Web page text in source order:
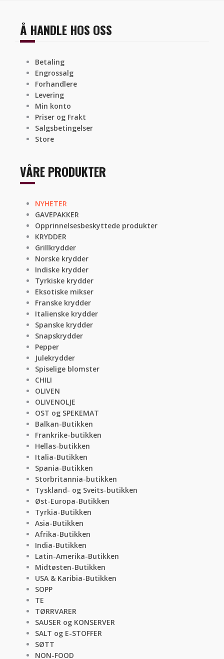
Å HANDLE HOS OSS
Betaling
Engrossalg
Forhandlere
Levering
Min konto
Priser og Frakt
Salgsbetingelser
Store
VÅRE PRODUKTER
NYHETER
GAVEPAKKER
Opprinnelsesbeskyttede produkter
KRYDDER
Grillkrydder
Norske krydder
Indiske krydder
Tyrkiske krydder
Eksotiske mikser
Franske krydder
Italienske krydder
Spanske krydder
Snapskrydder
Pepper
Julekrydder
Spiselige blomster
CHILI
OLIVEN
OLIVENOLJE
OST og SPEKEMAT
Balkan-Butikken
Frankrike-butikken
Hellas-butikken
Italia-Butikken
Spania-Butikken
Storbritannia-butikken
Tyskland- og Sveits-butikken
Øst-Europa-Butikken
Tyrkia-Butikken
Asia-Butikken
Afrika-Butikken
India-Butikken
Latin-Amerika-Butikken
Midtøsten-Butikken
USA & Karibia-Butikken
SOPP
TE
TØRRVARER
SAUSER og KONSERVER
SALT og E-STOFFER
SØTT
NON-FOOD